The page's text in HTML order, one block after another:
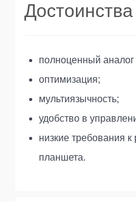
Достоинства
полноценный
оптимизация;
мультиязычность;
удобство в
низкие требования
планшета.